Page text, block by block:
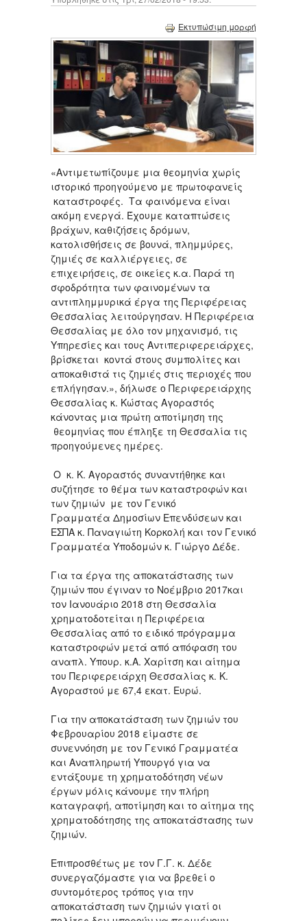
Εκτυπώσιμη μορφή
«Αντιμετωπίζουμε μια θεομηνία χωρίς
ιστορικό προηγούμενο με πρωτοφανείς
καταστροφές. Τα φαινόμενα είναι
ακόμη ενεργά. Έχουμε καταπτώσεις
βράχων, καθιζήσεις δρόμων,
κατολισθήσεις σε βουνά, πλημμύρες,
ζημιές σε καλλιέργειες, σε
επιχειρήσεις, σε οικείες κ.α. Παρά τη
σφοδρότητα των φαινομένων τα
αντιπλημμυρικά έργα της Περιφέρειας
Θεσσαλίας λειτούργησαν. Η Περιφέρεια
Θεσσαλίας με όλο τον μηχανισμό, τις
Υπηρεσίες και τους Αντιπεριφερειάρχες,
βρίσκεται κοντά στους συμπολίτες και
αποκαθιστά τις ζημιές στις περιοχές που
επλήγησαν.», δήλωσε ο Περιφερειάρχης
Θεσσαλίας κ. Κώστας Αγοραστός
κάνοντας μια πρώτη αποτίμηση της
θεομηνίας που έπληξε τη Θεσσαλία τις
προηγούμενες ημέρες.
Ο κ. Κ. Αγοραστός συναντήθηκε και
συζήτησε το θέμα των καταστροφών και
των ζημιών με τον Γενικό
Γραμματέα Δημοσίων Επενδύσεων και
ΕΣΠΑ κ. Παναγιώτη Κορκολή και τον Γενικό
Γραμματέα Υποδομών κ. Γιώργο Δέδε.
Για τα έργα της αποκατάστασης των
ζημιών που έγιναν το Νοέμβριο 2017και
τον Ιανουάριο 2018 στη Θεσσαλία
χρηματοδοτείται η Περιφέρεια
Θεσσαλίας από το ειδικό πρόγραμμα
καταστροφών μετά από απόφαση του
αναπλ. Υπουρ. κ.Α. Χαρίτση και αίτημα
του Περιφερειάρχη Θεσσαλίας κ. Κ.
Αγοραστού με 67,4 εκατ. Ευρώ.
Για την αποκατάσταση των ζημιών του
Φεβρουαρίου 2018 είμαστε σε
συνεννόηση με τον Γενικό Γραμματέα
και Αναπληρωτή Υπουργό για να
εντάξουμε τη χρηματοδότηση νέων
έργων μόλις κάνουμε την πλήρη
καταγραφή, αποτίμηση και το αίτημα της
χρηματοδότησης της αποκατάστασης των
ζημιών.
Επιπροσθέτως με τον Γ.Γ. κ. Δέδε
συνεργαζόμαστε για να βρεθεί ο
συντομότερος τρόπος για την
αποκατάσταση των ζημιών γιατί οι